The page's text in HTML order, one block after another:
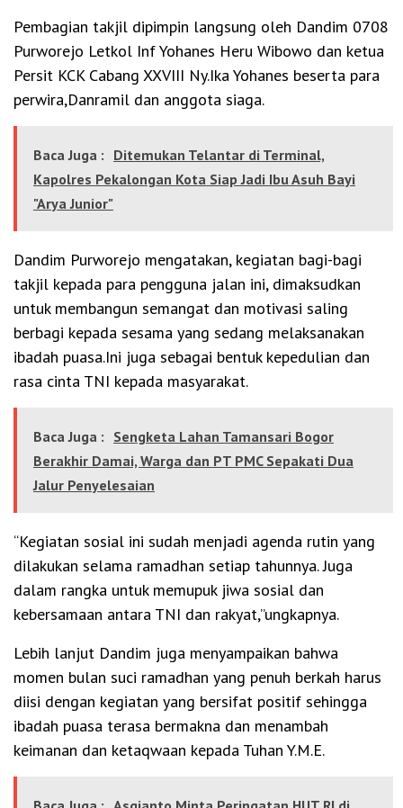
Pembagian takjil dipimpin langsung oleh Dandim 0708
Purworejo Letkol Inf Yohanes Heru Wibowo dan ketua
Persit KCK Cabang XXVIII Ny.Ika Yohanes beserta para
perwira,Danramil dan anggota siaga.
Baca Juga : Ditemukan Telantar di Terminal,
Kapolres Pekalongan Kota Siap Jadi Ibu Asuh Bayi
"Arya Junior"
Dandim Purworejo mengatakan, kegiatan bagi-bagi
takjil kepada para pengguna jalan ini, dimaksudkan
untuk membangun semangat dan motivasi saling
berbagi kepada sesama yang sedang melaksanakan
ibadah puasa.Ini juga sebagai bentuk kepedulian dan
rasa cinta TNI kepada masyarakat.
Baca Juga : Sengketa Lahan Tamansari Bogor
Berakhir Damai, Warga dan PT PMC Sepakati Dua
Jalur Penyelesaian
“Kegiatan sosial ini sudah menjadi agenda rutin yang
dilakukan selama ramadhan setiap tahunnya. Juga
dalam rangka untuk memupuk jiwa sosial dan
kebersamaan antara TNI dan rakyat,”ungkapnya.
Lebih lanjut Dandim juga menyampaikan bahwa
momen bulan suci ramadhan yang penuh berkah harus
diisi dengan kegiatan yang bersifat positif sehingga
ibadah puasa terasa bermakna dan menambah
keimanan dan ketaqwaan kepada Tuhan Y.M.E.